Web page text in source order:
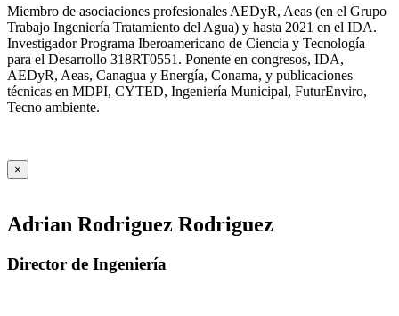
Miembro de asociaciones profesionales AEDyR, Aeas (en el Grupo
Trabajo Ingeniería Tratamiento del Agua) y hasta 2021 en el IDA.
Investigador Programa Iberoamericano de Ciencia y Tecnología
para el Desarrollo 318RT0551. Ponente en congresos, IDA,
AEDyR, Aeas, Canagua y Energía, Conama, y publicaciones
técnicas en MDPI, CYTED, Ingeniería Municipal, FuturEnviro,
Tecno ambiente.
×
Adrian Rodriguez Rodriguez
Director de Ingeniería